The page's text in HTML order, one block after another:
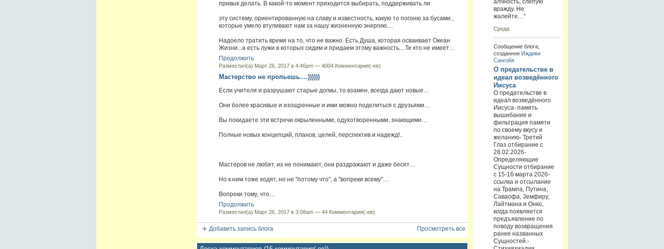
привык делать. В какой-то момент приходится выбирать, поддерживать ли
эту систему, ориентированную на славу и известность, какую то погоню за бусами ,
которые умело втуливают нам за нашу жизненную энергию....
Надоело тратить время на то, что не важно. Есть Душа, которая осваивает Океан
Жизни...а есть лужи в которых сидим и придаем этому важность....Те кто не имеет…
Продолжить
Разместил(а) Март 26, 2017 в 4:46pm — 4004 Комментария(-ев)
Мастерство не пропьешь....))))))
Если учителя и разрушают старые догмы, то взамен, всегда дают новые…
Они более красивые и изощренные и ими можно поделиться с друзьями…
Вы покидаете эти встречи окрыленными, одухотворенными, знающими…
Полные новых концепций, планов, целей, перспектив и надежд!..
Мастеров не любят, их не понимают, они раздражают и даже бесят…
Но к ним тоже ходят, но не "потому что", а "вопреки всему"…
Вопреки тому, что…
Продолжить
Разместил(а) Март 26, 2017 в 3:08am — 44 Комментария(-ев)
Добавить запись блога Просмотреть все
вражду. Не
жалейте…"
Среда
Сообщение блога,
созданное Иждиви
Сангойя
О предательстве в
идеал возведённого
Иисуса
О предательстве в
идеал возведённого
Иисуса- память
вышибание и
фильтрация памяти
по своему вкусу и
желанию- Третий
Глаз отбирание с
28.02.2026-
Определяющие
Сущности отбирание
с 15-16 марта 2026-
ссылка и отсылание
на Трампа, Путина,
Саваофа, Земфиру,
Лайтмана и Онко,
когда появляется
предъявление по
поводу возвращения
ранее названных
Сущностей.-